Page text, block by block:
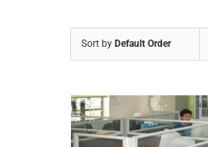
Sort by Default Order